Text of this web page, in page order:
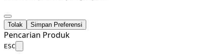
Tolak Simpan Preferensi
Pencarian Produk
ESC